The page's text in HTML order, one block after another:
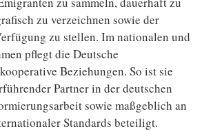
zu verzeichnen sowie der
zu stellen. Im nationalen und
pflegt die Deutsche
Beziehungen. So ist sie
Partner in der deutschen
sowie maßgeblich an
Standards beteiligt.